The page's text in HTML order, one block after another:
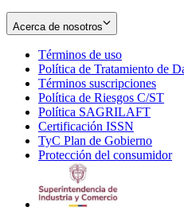
Acerca de nosotros
Términos de uso
in
new
window
Política de Tratamiento de
Términos suscripciones
in
Política de Riesgos C/ST
Política SAGRILAFT
new
Certificación ISSN
in
new
TyC Plan de Gobierno
in
Protección del consumidor